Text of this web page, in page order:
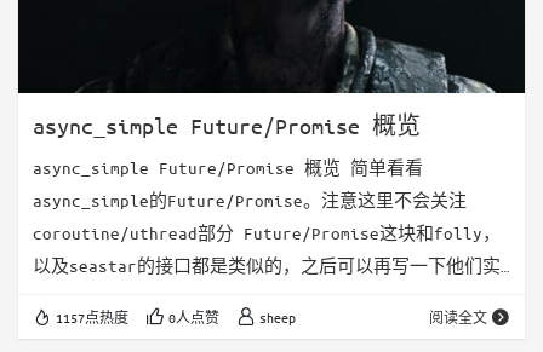
async_simple Future/Promise 概览
async_simple Future/Promise 概览 简单看看
async_simple的Future/Promise。注意这里不会关注
coroutine/uthread部分 Future/Promise这块和folly，
以及seastar的接口都是类似的，之后可以再写一下他们实
Future，对应生产者和消费者。然后Future可以通过
1157点热度 0人点赞 sheep 阅读全文